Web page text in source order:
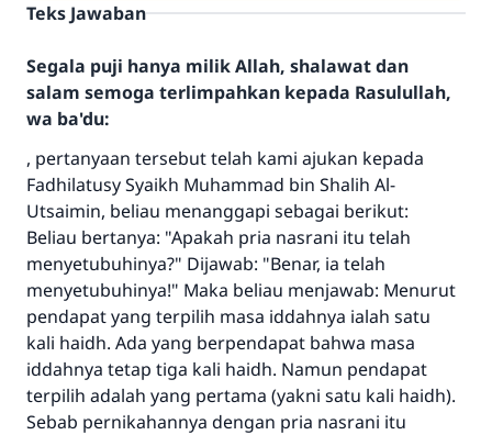
Teks Jawaban
Segala puji hanya milik Allah, shalawat dan
salam semoga terlimpahkan kepada Rasulullah,
wa ba'du:
, pertanyaan tersebut telah kami ajukan kepada
Fadhilatusy Syaikh Muhammad bin Shalih Al-
Utsaimin, beliau menanggapi sebagai berikut:
Beliau bertanya: "Apakah pria nasrani itu telah
menyetubuhinya?" Dijawab: "Benar, ia telah
menyetubuhinya!" Maka beliau menjawab: Menurut
pendapat yang terpilih masa iddahnya ialah satu
kali haidh. Ada yang berpendapat bahwa masa
iddahnya tetap tiga kali haidh. Namun pendapat
terpilih adalah yang pertama (yakni satu kali haidh).
Sebab pernikahannya dengan pria nasrani itu
Jawaban no. 110845
menyelamatkan pernikahan.
Bantu kami dalam memberikan jawaban untuk umat
Rasulullah ﷺ bersabda
"Siapa yang menunjukkan suatu kebaikan,
meka dia akan mendapatkan pahala yang
sama dengan orang yang melakukannya"